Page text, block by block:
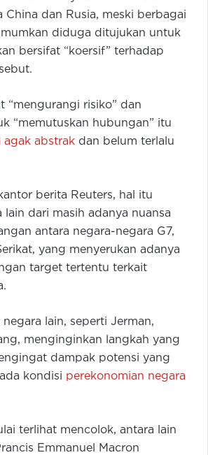
China dan Rusia, meski berbagai
diduga ditujukan untuk
bersifat “koersif” terhadap
“mengurangi risiko” dan
“memutuskan hubungan” itu
agak abstrak dan belum terlalu
berita Reuters, hal itu
lain dari masih adanya nuansa
antara negara-negara G7,
yang menyerukan adanya
target tertentu terkait
negara lain, seperti Jerman,
menginginkan langkah yang
dampak potensi yang
kondisi perekonomian negara
terlihat mencolok, antara lain
Emmanuel Macron